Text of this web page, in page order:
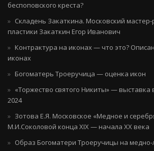
беспоповского креста?
Складень Закаткина. Московский
пластики Закаткин Егор Иванович
Контрактура на иконах — что это?
иконах
Богоматерь Троеручица — оценка икон
«Торжество святого Никиты» — выставка
2024
Зотова Е.Я. Московское «Медное и
М.И.Соколовой конца XIX — начала XX века
Образ Богоматери Троеручицы на